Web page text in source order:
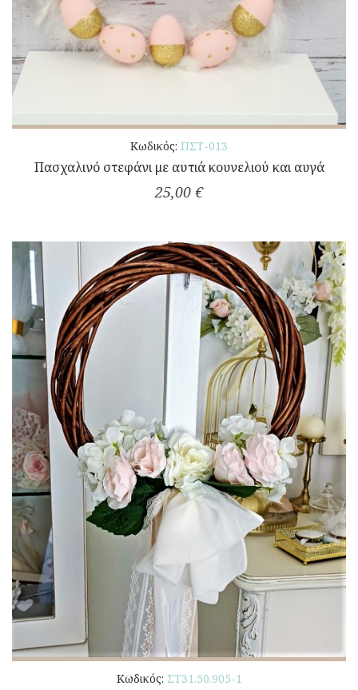
Κωδικός: ΠΣΤ-013
Πασχαλινό στεφάνι με αυτιά κουνελιού και αυγά
25,00 €
Κωδικός: ΣΤ31.50.905-1